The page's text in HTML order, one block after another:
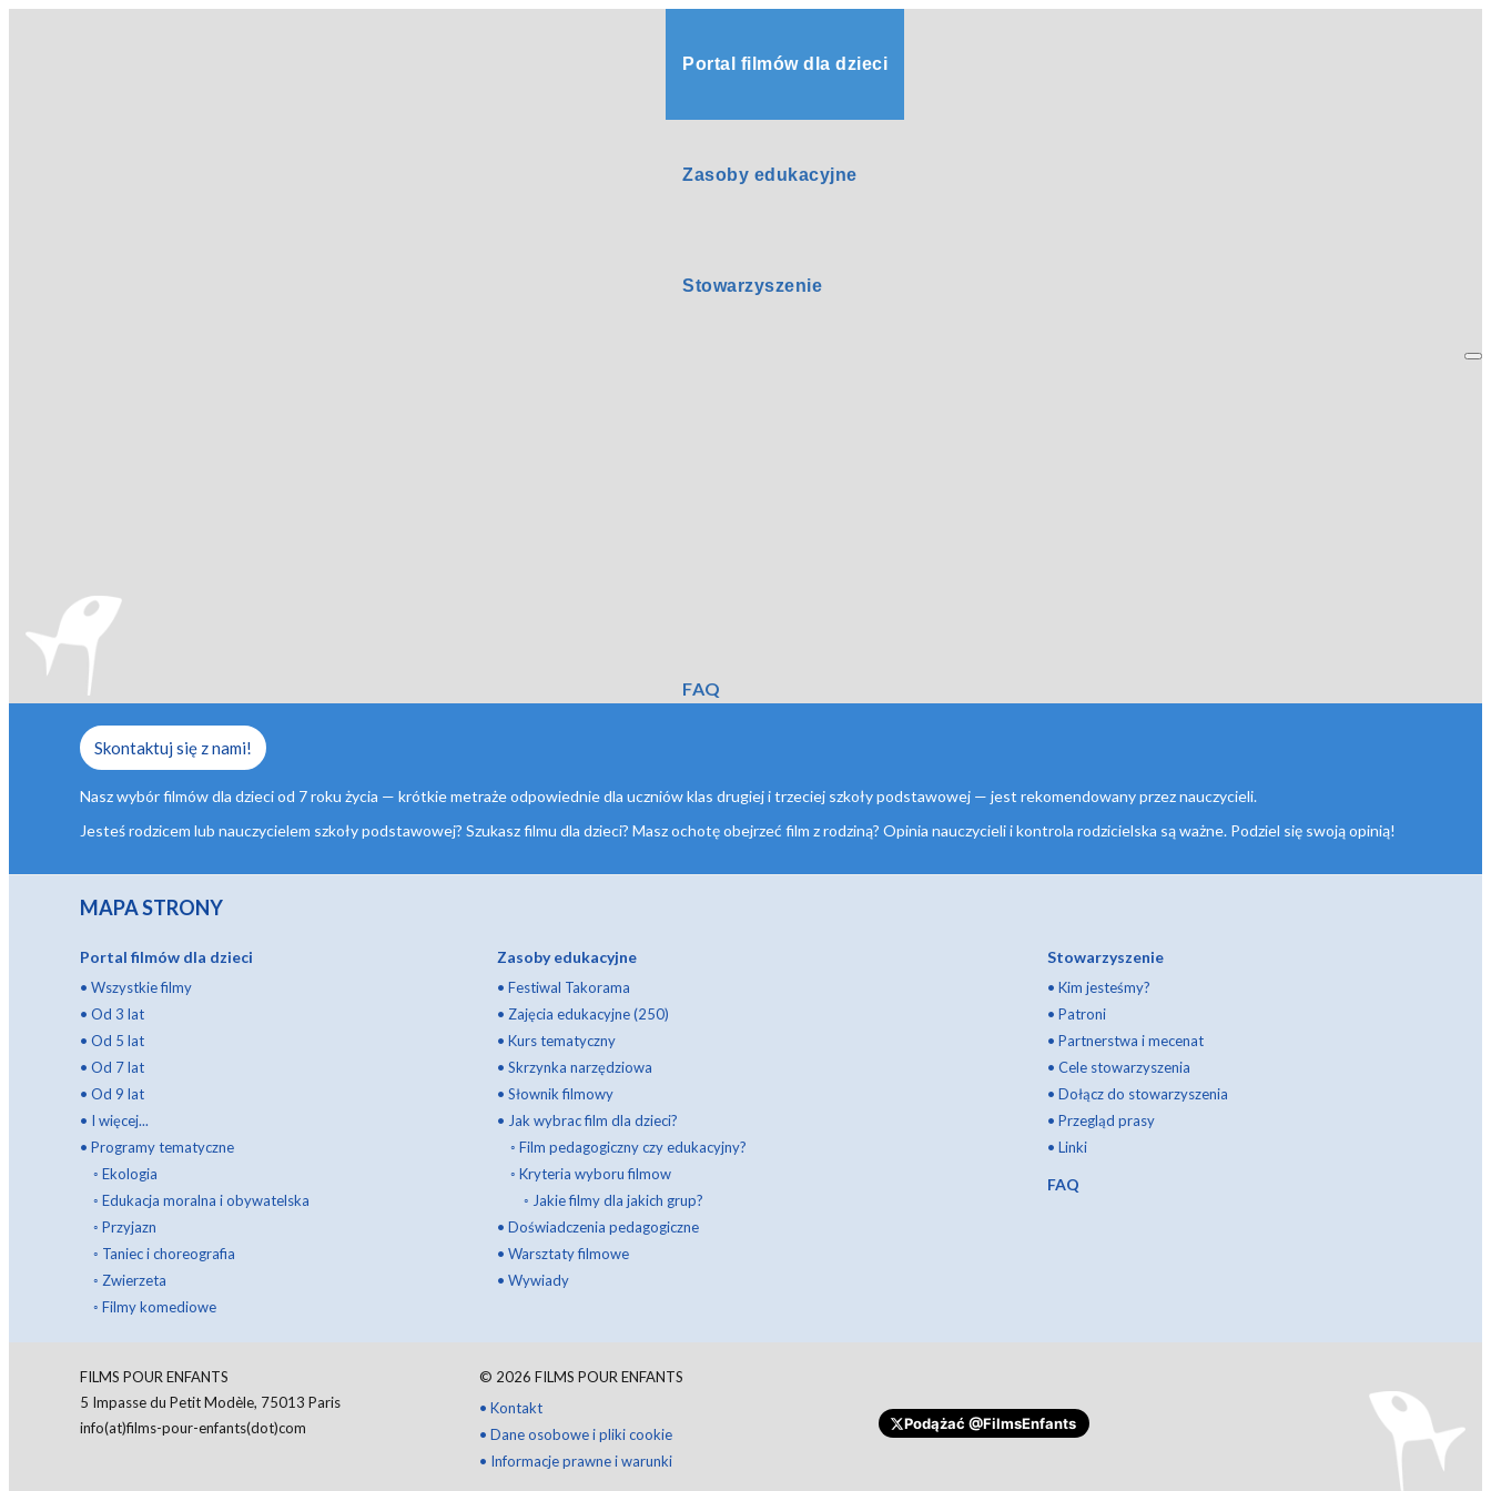
Portal filmów dla dzieci
Zasoby edukacyjne
Stowarzyszenie
FAQ
Skontaktuj się z nami!
Nasz wybór filmów dla dzieci od 7 roku życia — krótkie metraże odpowiednie dla uczniów klas drugiej i trzeciej szkoły podstawowej — jest rekomendowany przez nauczycieli.
Jesteś rodzicem lub nauczycielem szkoły podstawowej? Szukasz filmu dla dzieci? Masz ochotę obejrzeć film z rodziną? Opinia nauczycieli i kontrola rodzicielska są ważne. Podziel się swoją opinią!
MAPA STRONY
Portal filmów dla dzieci
• Wszystkie filmy
• Od 3 lat
• Od 5 lat
• Od 7 lat
• Od 9 lat
• I więcej...
• Programy tematyczne
◦ Ekologia
◦ Edukacja moralna i obywatelska
◦ Przyjazn
◦ Taniec i choreografia
◦ Zwierzeta
◦ Filmy komediowe
Zasoby edukacyjne
• Festiwal Takorama
• Zajęcia edukacyjne (250)
• Kurs tematyczny
• Skrzynka narzędziowa
• Słownik filmowy
• Jak wybrac film dla dzieci?
◦ Film pedagogiczny czy edukacyjny?
◦ Kryteria wyboru filmow
◦ Jakie filmy dla jakich grup?
• Doświadczenia pedagogiczne
• Warsztaty filmowe
• Wywiady
Stowarzyszenie
• Kim jesteśmy?
• Patroni
• Partnerstwa i mecenat
• Cele stowarzyszenia
• Dołącz do stowarzyszenia
• Przegląd prasy
• Linki
FAQ
FILMS POUR ENFANTS
5 Impasse du Petit Modèle, 75013 Paris
info(at)films-pour-enfants(dot)com
© 2026 FILMS POUR ENFANTS
• Kontakt
• Dane osobowe i pliki cookie
• Informacje prawne i warunki
Podążać @FilmsEnfants